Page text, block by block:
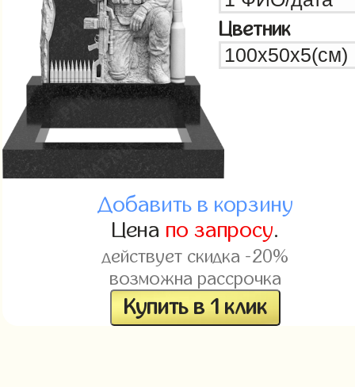
Цветник
Добавить в корзину
Цена по запросу.
действует скидка -20%
возможна рассрочка
Купить в 1 клик